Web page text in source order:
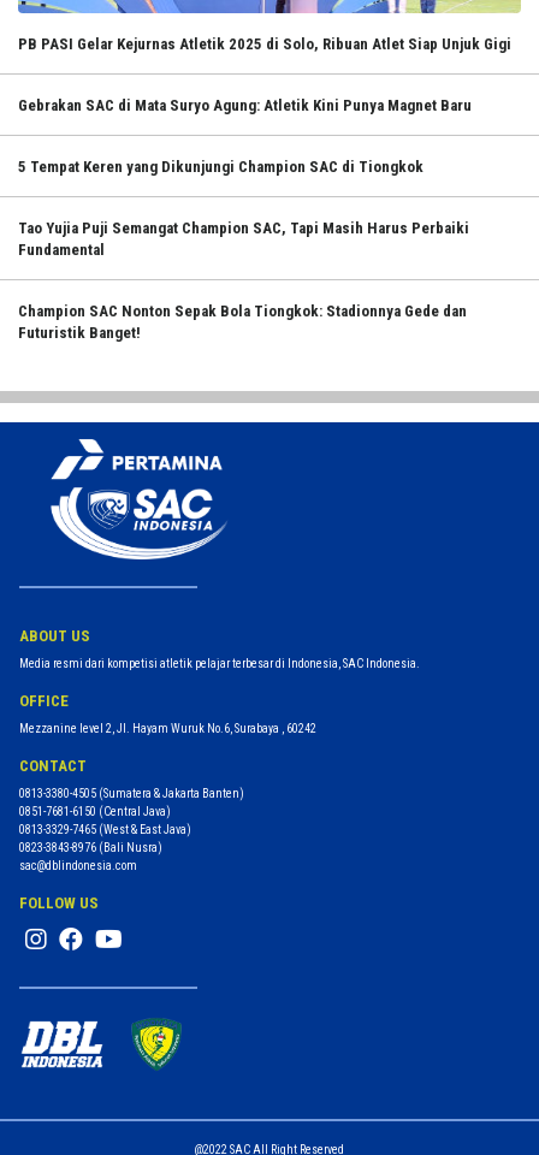
PB PASI Gelar Kejurnas Atletik 2025 di Solo, Ribuan Atlet Siap Unjuk Gigi
Gebrakan SAC di Mata Suryo Agung: Atletik Kini Punya Magnet Baru
5 Tempat Keren yang Dikunjungi Champion SAC di Tiongkok
Tao Yujia Puji Semangat Champion SAC, Tapi Masih Harus Perbaiki
Fundamental
Champion SAC Nonton Sepak Bola Tiongkok: Stadionnya Gede dan
Futuristik Banget!
ABOUT US
Media resmi dari kompetisi atletik pelajar terbesar di Indonesia, SAC Indonesia.
OFFICE
Mezzanine level 2, Jl. Hayam Wuruk No.6, Surabaya , 60242
CONTACT
0813-3380-4505 (Sumatera & Jakarta Banten)
0851-7681-6150 (Central Java)
0813-3329-7465 (West & East Java)
0823-3843-8976 (Bali Nusra)
sac@dblindonesia.com
FOLLOW US
@2022 SAC All Right Reserved